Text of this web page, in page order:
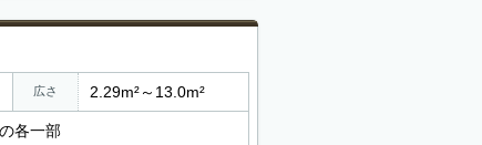
広さ 2.29m²～13.0m²
各一部